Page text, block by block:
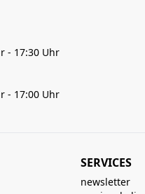
- 17:30 Uhr
- 17:00 Uhr
SERVICES
newsletter